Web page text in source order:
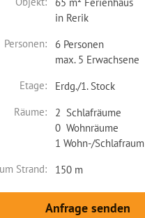
in Rerik
Personen:
6 Personen
max. 5 Erwachsene
Etage:
Erdg./1. Stock
Räume:
2 Schlafräume
0 Wohnräume
1 Wohn-/Schlafraum
Strand:
150 m
Anfrage senden